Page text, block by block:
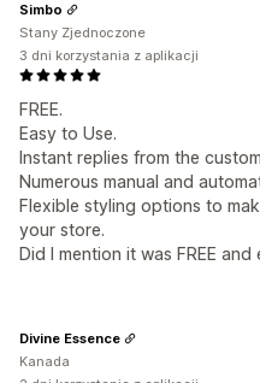
FREE.
Easy to Use.
Instant replies from the
Numerous manual and
Flexible styling options to
your store.
Did I mention it was FREE and
Simbo
Stany Zjednoczone
3 dni korzystania z aplikacji
Divine Essence
Kanada